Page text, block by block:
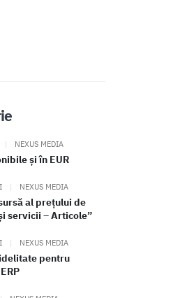
| NEXUS MEDIA
și în EUR
| NEXUS MEDIA
al prețului de
servicii – Articole”
| NEXUS MEDIA
pentru